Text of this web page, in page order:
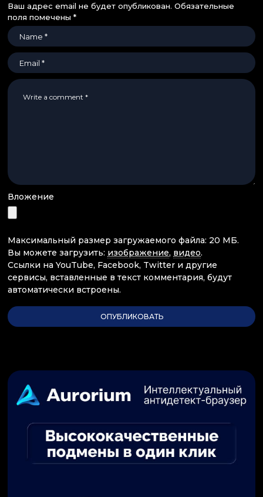
Ваш адрес email не будет опубликован. Обязательные
поля помечены *
Вложение
Максимальный размер загружаемого файла: 20 МБ.
Вы можете загрузить: изображение, видео.
Ссылки на YouTube, Facebook, Twitter и другие
сервисы, вставленные в текст комментария, будут
автоматически встроены.